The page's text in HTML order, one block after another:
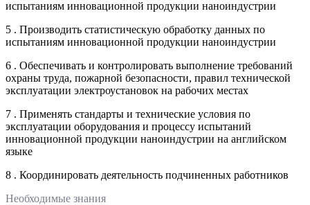
испытаниям инновационной продукции наноиндустрии
5 . Производить статистическую обработку данных по
испытаниям инновационной продукции наноиндустрии
6 . Обеспечивать и контролировать выполнение требований
охраны труда, пожарной безопасности, правил технической
эксплуатации электроустановок на рабочих местах
7 . Применять стандарты и технические условия по
эксплуатации оборудования и процессу испытаний
инновационной продукции наноиндустрии на английском
языке
8 . Координировать деятельность подчиненных работников
Необходимые знания